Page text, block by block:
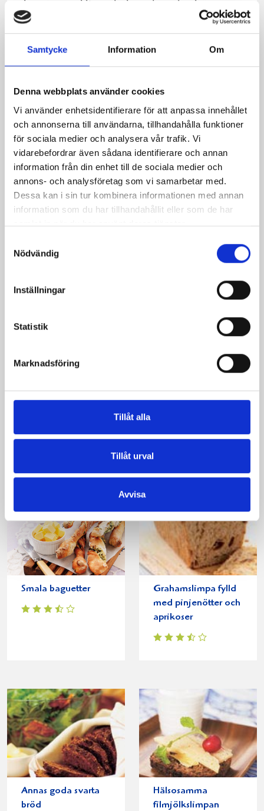
Samtycke Information Om
Denna webbplats använder cookies
Vi använder enhetsidentifierare för att anpassa innehållet
och annonserna till användarna, tillhandahålla funktioner
för sociala medier och analysera vår trafik. Vi
vidarebefordrar även sådana identifierare och annan
information från din enhet till de sociala medier och
annons- och analysföretag som vi samarbetar med.
Dessa kan i sin tur kombinera informationen med annan
information som du har tillhandahållit eller som de har
samlat in när du har använt deras tjänster.
Nödvändig
Inställningar
Statistik
Marknadsföring
Tillåt alla
Tillåt urval
Avvisa
Grädda mitt i ugnen ca 15 minuter.
Lingonfyllda
kuvertbröd
Surdeg, grundrecept
med kummin och
Smala baguetter
Grahamslimpa fylld
med pinjenötter och
aprikoser
Annas goda svarta
bröd
Hälsosamma
filmjölkslimpan